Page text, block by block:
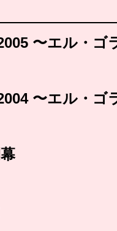
〜エル・ゴ
〜エル・ゴ